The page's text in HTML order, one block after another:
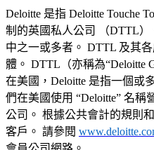
Deloitte 是指 Deloitte Touche
制的英國私人公司 （DTTL
中之一或多者。 DTTL 及其
體。 DTTL（亦稱為“Deloitte
在美國，Deloitte 是指一個或
們在美國使用 “Deloitte” 名
公司。 根據公共會計的規則
客戶。 請參閱